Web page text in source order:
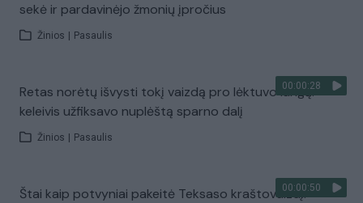
sekė ir pardavinėjo žmonių įpročius
Žinios Pasaulis
00:00:28
Retas norėtų išvysti tokį vaizdą pro lėktuvo langą:
keleivis užfiksavo nuplėštą sparno dalį
Žinios Pasaulis
00:00:50
Štai kaip potvyniai pakeitė Teksaso kraštovaizdį: